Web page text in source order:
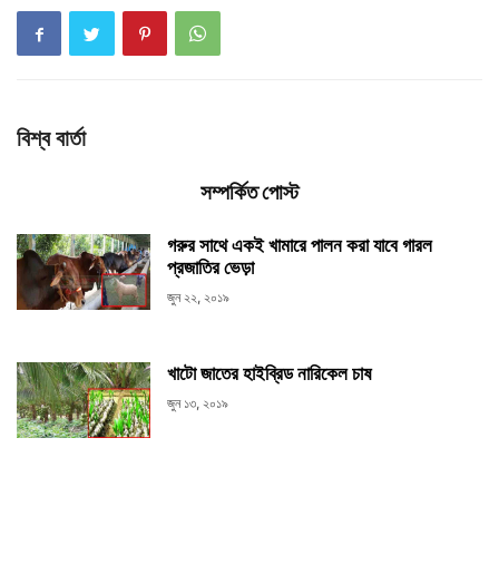
বিশ্ব বার্তা
সম্পর্কিত পোস্ট
গরুর সাথে একই খামারে পালন করা যাবে গারল
প্রজাতির ভেড়া
জুন ২২, ২০১৯
খাটো জাতের হাইব্রিড নারিকেল চাষ
জুন ১৩, ২০১৯